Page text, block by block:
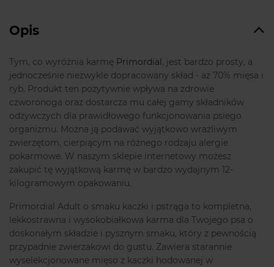
Opis
Tym, co wyróżnia karmę Primordial, jest bardzo prosty, a
jednocześnie niezwykle dopracowany skład - aż 70% mięsa i
ryb. Produkt ten pozytywnie wpływa na zdrowie
czworonoga oraz dostarcza mu całej gamy składników
odżywczych dla prawidłowego funkcjonowania psiego
organizmu. Można ją podawać wyjątkowo wrażliwym
zwierzętom, cierpiącym na różnego rodzaju alergie
pokarmowe. W naszym sklepie internetowy możesz
zakupić tę wyjątkową karmę w bardzo wydajnym 12-
kilogramowym opakowaniu.
Primordial Adult o smaku kaczki i pstrąga to kompletna,
lekkostrawna i wysokobiałkowa karma dla Twojego psa o
doskonałym składzie i pysznym smaku, który z pewnością
przypadnie zwierzakowi do gustu. Zawiera starannie
wyselekcjonowane mięso z kaczki hodowanej w